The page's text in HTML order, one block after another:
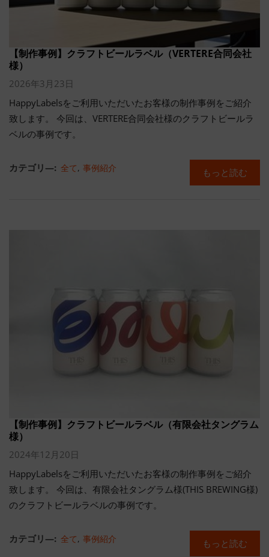
【制作事例】クラフトビールラベル（VERTERE合同会社
様）
2026年3月23日
HappyLabelsをご利用いただいたお客様の制作事例をご紹介
致します。 今回は、VERTERE合同会社様のクラフトビールラ
ベルの事例です。
カテゴリ―: 全て, 事例紹介 もっと読む
【制作事例】クラフトビールラベル（有限会社タングラム
様）
2024年12月20日
HappyLabelsをご利用いただいたお客様の制作事例をご紹介
致します。 今回は、有限会社タングラム様(THIS BREWING様)
のクラフトビールラベルの事例です。
カテゴリ―: 全て, 事例紹介 もっと読む